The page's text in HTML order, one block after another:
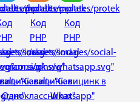
protek
social-
в
templates/protek
Код
PHP
images/social-
icons/ok.svg"
alt="Салицинк в
Одноклассниках"
/local/templates/protek
Код
PHP
/assets/images/social-
icons/whatsapp.svg"
alt="Салицинк в
Whatsapp"